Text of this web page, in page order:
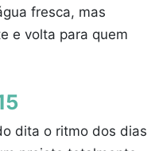
fresca, mas
e volta para quem
dita o ritmo dos dias